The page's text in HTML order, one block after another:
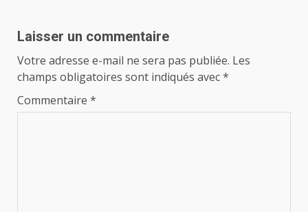
Laisser un commentaire
Votre adresse e-mail ne sera pas publiée. Les
champs obligatoires sont indiqués avec*
Commentaire *